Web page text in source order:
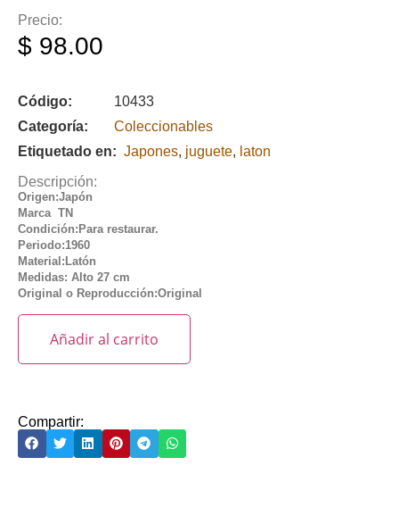
Precio:
$ 98.00
Código:
10433
Categoría:
Coleccionables
Etiquetado en: Japones, juguete, laton
Descripción:
Origen:Japón
Marca TN
Condición:Para restaurar.
Periodo:1960
Material:Latón
Medidas: Alto 27 cm
Original o Reproducción:Original
Añadir al carrito
Compartir: